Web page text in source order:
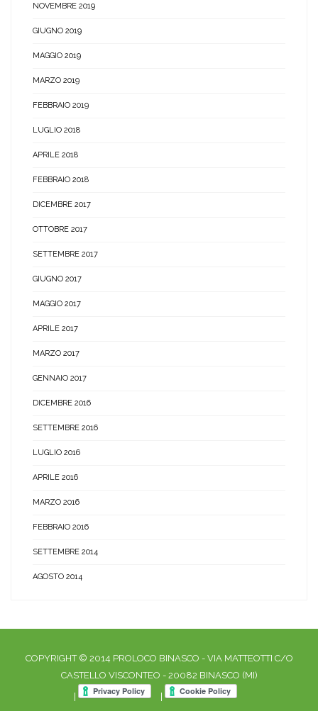
NOVEMBRE 2019
GIUGNO 2019
MAGGIO 2019
MARZO 2019
FEBBRAIO 2019
LUGLIO 2018
APRILE 2018
FEBBRAIO 2018
DICEMBRE 2017
OTTOBRE 2017
SETTEMBRE 2017
GIUGNO 2017
MAGGIO 2017
APRILE 2017
MARZO 2017
GENNAIO 2017
DICEMBRE 2016
SETTEMBRE 2016
LUGLIO 2016
APRILE 2016
MARZO 2016
FEBBRAIO 2016
SETTEMBRE 2014
AGOSTO 2014
COPYRIGHT © 2014 PROLOCO BINASCO - VIA MATTEOTTI C/O
CASTELLO VISCONTEO - 20082 BINASCO (MI)